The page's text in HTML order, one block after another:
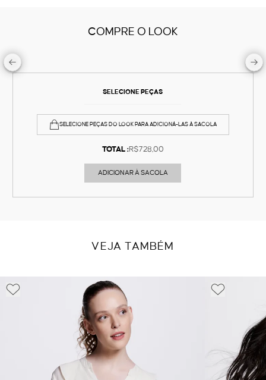
COMPRE O LOOK
SELECIONE PEÇAS
SELECIONE PEÇAS DO LOOK PARA ADICIONÁ-LAS À SACOLA
TOTAL :R$728,00
ADICIONAR À SACOLA
VEJA TAMBÉM